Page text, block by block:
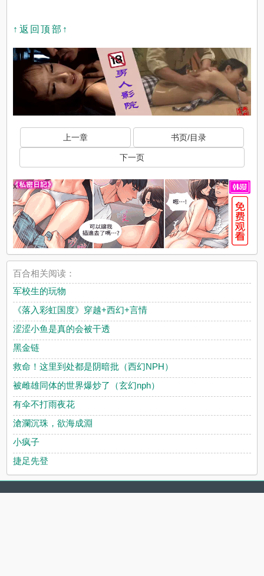
↑返回顶部↑
x
上一章 书页/目录
下一页
x
百合相关阅读：
军校生的玩物
《落入彩虹国度》穿越+西幻+言情
涩涩小鱼是真的会被干透
黑金链
救命！这里到处都是阴暗批（西幻NPH）
被雌雄同体的世界爆炒了（玄幻nph）
有伞不打雨夜花
滄瀾沉珠，欲海成淵
小疯子
捷足先登